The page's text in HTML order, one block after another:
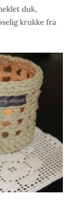
duk,
krukke fra